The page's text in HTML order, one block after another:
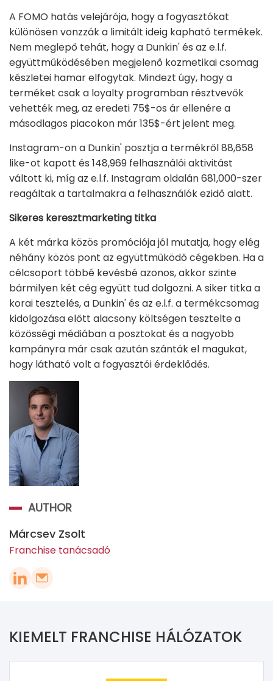
A FOMO hatás velejárója, hogy a fogyasztókat
különösen vonzzák a limitált ideig kapható termékek.
Nem meglepő tehát, hogy a Dunkin' és az e.l.f.
együttműködésében megjelenő kozmetikai csomag
készletei hamar elfogytak. Mindezt úgy, hogy a
terméket csak a loyalty programban résztvevők
vehették meg, az eredeti 75$-os ár ellenére a
másodlagos piacokon már 135$-ért jelent meg.
Instagram-on a Dunkin' posztja a termékről 88,658
like-ot kapott és 148,969 felhasználói aktivitást
váltott ki, míg az e.l.f. Instagram oldalán 681,000-szer
reagáltak a tartalmakra a felhasználók ezidő alatt.
Sikeres keresztmarketing titka
A két márka közös promóciója jól mutatja, hogy elég
néhány közös pont az együttműködő cégekben. Ha a
célcsoport többé kevésbé azonos, akkor szinte
bármilyen két cég együtt tud dolgozni. A siker titka a
korai tesztelés, a Dunkin' és az e.l.f. a termékcsomag
kidolgozása előtt alacsony költségen tesztelte a
közösségi médiában a posztokat és a nagyobb
kampányra már csak azután szánták el magukat,
hogy látható volt a fogyasztói érdeklődés.
AUTHOR
Márcsev Zsolt
Franchise tanácsadó
KIEMELT FRANCHISE HÁLÓZATOK